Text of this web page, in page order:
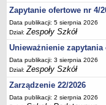
Sprawozdania
Deklaracja dostępności
PORADNIE
Zespół Poradni
BIURO FINANSÓW OŚWIATY
Dane podstawowe
Statut
Zapytanie ofertowe nr 4/
Data publikacji: 5 sierpnia 2026
Dział:Zespoły Szkół
Unieważnienie zapytania
Data publikacji: 3 sierpnia 2026
Dział:Zespoły Szkół
Zarządzenie 22/2026
Data publikacji: 2 sierpnia 2026